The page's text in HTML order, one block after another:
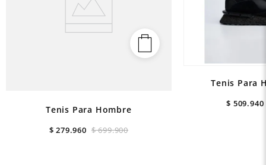
Tenis Para Hombre
$ 699.900
$ 279.960
Tenis Para
$ 509.940